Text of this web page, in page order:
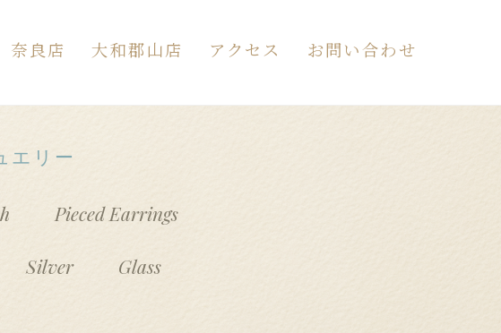
奈良店 大和郡山店 アクセス お問い合わせ
せ（送信フォームが開きます）カートサンプルページテスト
エリー
Pieced Earrings
Silver Glass